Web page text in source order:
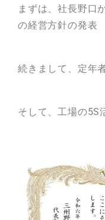
まずは、社長野口
の経営方針の発表
続きまして、定年
そして、工場の5S